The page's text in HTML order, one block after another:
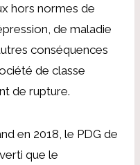
hors normes de
de maladie
conséquences
de classe
de rupture.
en 2018, le PDG de
que le